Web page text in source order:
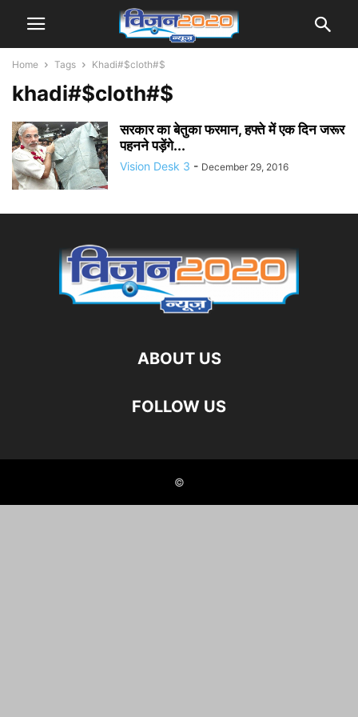
Home Tags Khadi#$cloth#$
khadi#$cloth#$
सरकार का बेतुका फरमान, हफ्ते में एक दिन जरूर
पहनने पड़ेंगे...
Vision Desk 3 - December 29, 2016
ABOUT US
FOLLOW US
©